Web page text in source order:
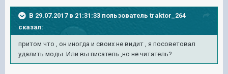
В 29.07.2017 в 21:31:33 пользователь traktor_264
сказал:
притом что , он иногда и своих не видит , я посоветовал
удалить моды .Или вы писатель ,но не читатель?